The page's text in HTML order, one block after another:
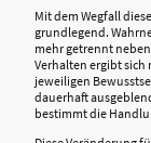
Mit dem Wegfall
grundlegend.
mehr getrennt
Verhalten ergibt sich
jeweiligen
dauerhaft
bestimmt die